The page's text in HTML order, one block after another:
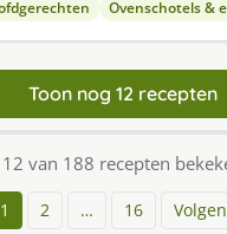
Ovenschotels &
Toon nog 12 recepten
12 van 188 recepten
1 2 … 16